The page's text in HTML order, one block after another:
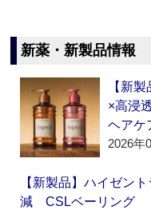
新薬・新製品情報
【新
×高浸
ヘアケ
2026年
【新製品】ハイゼン
減 CSLベーリング